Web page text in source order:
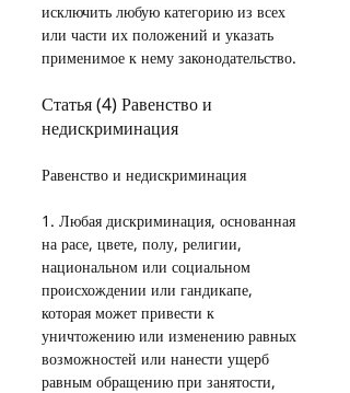
исключить любую категорию из всех
или части их положений и указать
применимое к нему законодательство.
Статья (4) Равенство и
недискриминация
Равенство и недискриминация
1. Любая дискриминация, основанная
на расе, цвете, полу, религии,
национальном или социальном
происхождении или гандикапе,
которая может привести к
уничтожению или изменению равных
возможностей или нанести ущерб
равным обращению при занятости,